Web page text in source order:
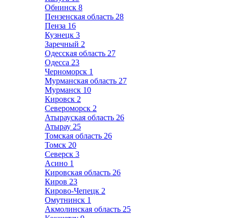
Обнинск 8
Пензенская область 28
Пенза 16
Кузнецк 3
Заречный 2
Одесская область 27
Одесса 23
Черноморск 1
Мурманская область 27
Мурманск 10
Кировск 2
Североморск 2
Атырауская область 26
Атырау 25
Томская область 26
Томск 20
Северск 3
Асино 1
Кировская область 26
Киров 23
Кирово-Чепецк 2
Омутнинск 1
Акмолинская область 25